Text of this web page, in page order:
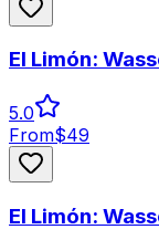
El Limón:
5.0
From$49
El Limón: